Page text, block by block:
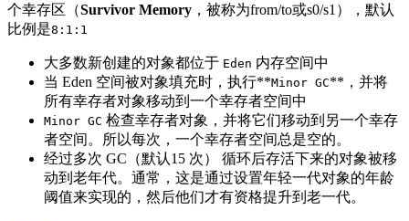
个幸存区（Survivor Memory ，被称为from/to或s0/s1），默认
比例是8:1:1
大多数新创建的对象都位于 Eden 内存空间中
当 Eden 空间被对象填充时，执行**Minor GC**，并将
所有幸存者对象移动到一个幸存者空间中
Minor GC 检查幸存者对象，并将它们移动到另一个幸存
者空间。所以每次，一个幸存者空间总是空的。
经过多次 GC（默认15 次） 循环后存活下来的对象被移
动到老年代。通常，这是通过设置年轻一代对象的年龄
阈值来实现的，然后他们才有资格提升到老一代。